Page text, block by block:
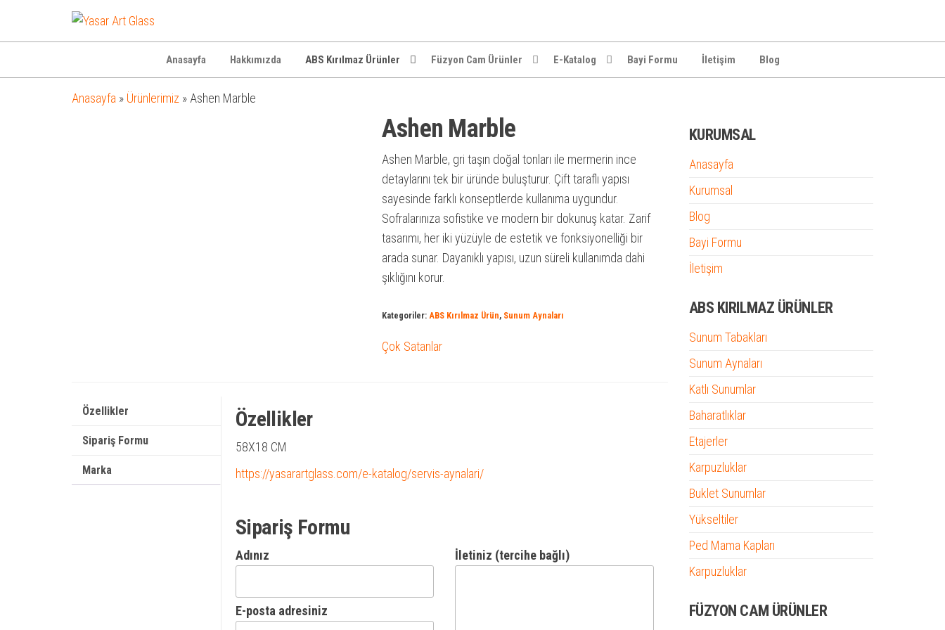
Art
Glass
Anasayfa Hakkımızda ABS Kırılmaz Ürünler Füzyon Cam Ürünler E-Katalog Bayi Formu İletişim Blog
Anasayfa » Ürünlerimiz »Ashen Marble
Ashen Marble
Ashen Marble, gri taşın doğal tonları ile mermerin ince
detaylarını tek bir üründe buluşturur. Çift taraflı yapısı
sayesinde farklı konseptlerde kullanıma uygundur.
Sofralarınıza sofistike ve modern bir dokunuş katar. Zarif
tasarımı, her iki yüzüyle de estetik ve fonksiyonelliği bir
arada sunar. Dayanıklı yapısı, uzun süreli kullanımda dahi
şıklığını korur.
Kategoriler: ABS Kırılmaz Ürün, Sunum Aynaları
Çok Satanlar
Özellikler
Sipariş Formu
Marka
Özellikler
58X18 CM
https://yasarartglass.com/e-katalog/servis-aynalari/
Sipariş Formu
Adınız
E-posta adresiniz
İletiniz (tercihe bağlı)
KURUMSAL
Anasayfa
Kurumsal
Blog
Bayi Formu
İletişim
ABS KIRILMAZ ÜRÜNLER
Sunum Tabakları
Sunum Aynaları
Katlı Sunumlar
Baharatlıklar
Etajerler
Karpuzluklar
Buklet Sunumlar
Yükseltiler
Ped Mama Kapları
Karpuzluklar
FÜZYON CAM ÜRÜNLER